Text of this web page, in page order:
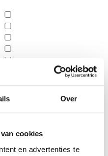
Over
cookies
en advertenties te